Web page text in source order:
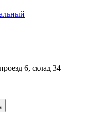
6, склад 34